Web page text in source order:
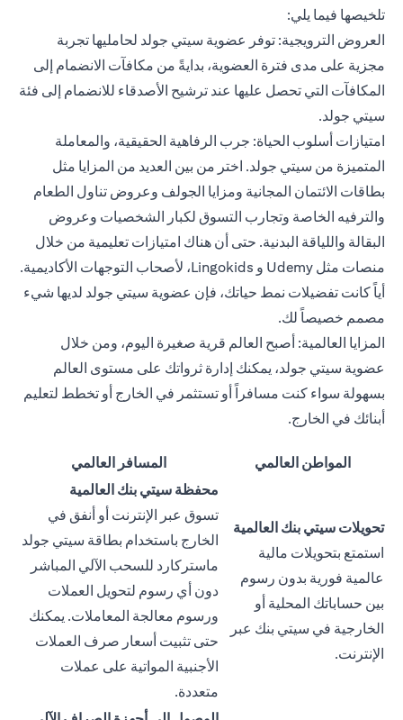
تلخيصها فيما يلي:
العروض الترويجية: توفر عضوية سيتي جولد لحامليها تجربة
مجزية على مدى فترة العضوية، بدايةً من مكافآت الانضمام إلى
المكافآت التي تحصل عليها عند ترشيح الأصدقاء للانضمام إلى فئة
سيتي جولد.
امتيازات أسلوب الحياة: جرب الرفاهية الحقيقية، والمعاملة
المتميزة من سيتي جولد. اختر من بين العديد من المزايا مثل
بطاقات الائتمان المجانية ومزايا الجولف وعروض تناول الطعام
والترفيه الخاصة وتجارب التسوق لكبار الشخصيات وعروض
البقالة واللياقة البدنية. حتى أن هناك امتيازات تعليمية من خلال
منصات مثل Udemy و Lingokids، لأصحاب التوجهات الأكاديمية.
أياً كانت تفضيلات نمط حياتك، فإن عضوية سيتي جولد لديها شيء
مصمم خصيصاً لك.
المزايا العالمية: أصبح العالم قرية صغيرة اليوم، ومن خلال
عضوية سيتي جولد، يمكنك إدارة ثرواتك على مستوى العالم
بسهولة سواء كنت مسافراً أو تستثمر في الخارج أو تخطط لتعليم
أبنائك في الخارج.
المواطن العالمي المسافر العالمي
تحويلات سيتي بنك العالمية
استمتع بتحويلات مالية
عالمية فورية بدون رسوم
بين حساباتك المحلية أو
الخارجية في سيتي بنك عبر
الإنترنت.
محفظة سيتي بنك العالمية
تسوق عبر الإنترنت أو أنفق في
الخارج باستخدام بطاقة سيتي جولد
ماستركارد للسحب الآلي المباشر
دون أي رسوم لتحويل العملات
ورسوم معالجة المعاملات. يمكنك
حتى تثبيت أسعار صرف العملات
الأجنبية المواتية على عملات
متعددة.